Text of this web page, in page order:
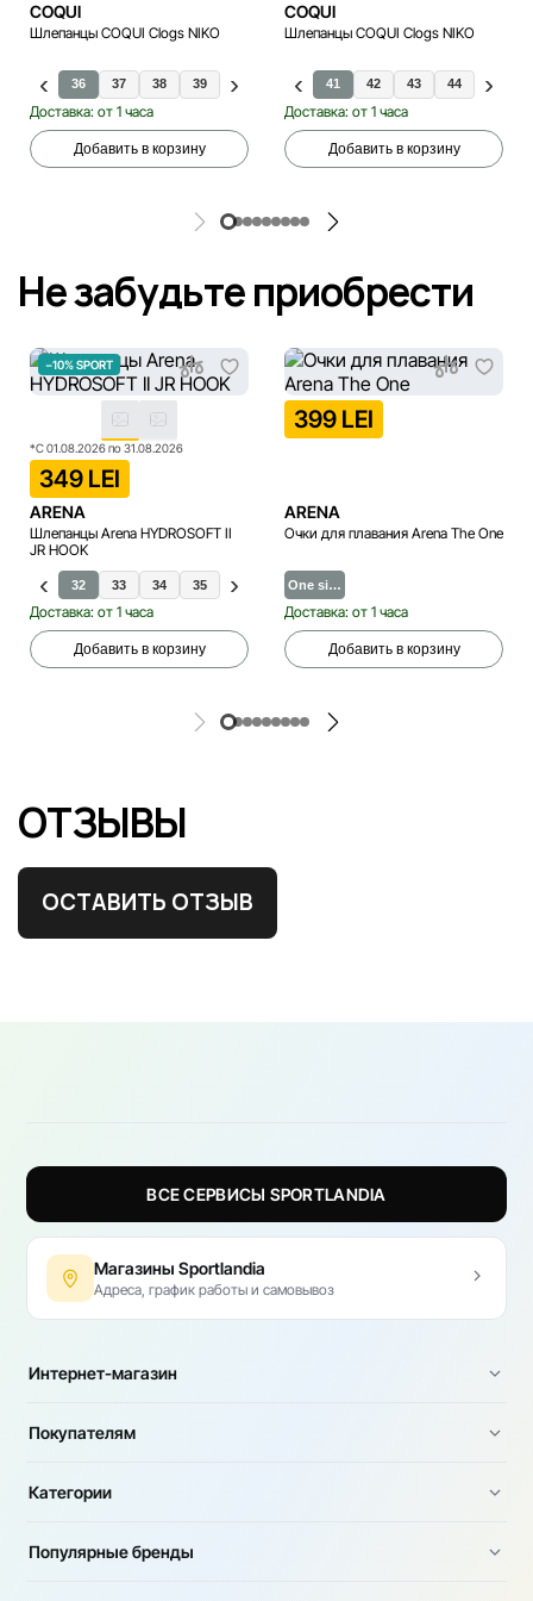
COQUI
Шлепанцы COQUI Clogs NIKO
36 37 38 39 40
Доставка: от 1 часа
Добавить в корзину
COQUI
Шлепанцы COQUI Clogs NIKO
41 42 43 44 45
Доставка: от 1 часа
Добавить в корзину
Не забудьте приобрести
−10% SPORT
*С 01.08.2026 по 31.08.2026
349 LEI
ARENA
Шлепанцы Arena HYDROSOFT II
JR HOOK
31 32 33 34 35 37 36
Доставка: от 1 часа
Добавить в корзину
399 LEI
ARENA
Очки для плавания Arena The One
One si…
Доставка: от 1 часа
Добавить в корзину
ОТЗЫВЫ
ОСТАВИТЬ ОТЗЫВ
ВСЕ СЕРВИСЫ SPORTLANDIA
Магазины Sportlandia
Адреса, график работы и самовывоз
Интернет-магазин
Покупателям
Категории
Популярные бренды